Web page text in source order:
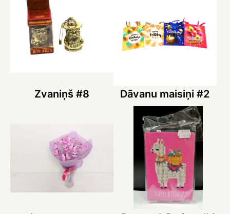
Zvaniņš #8 Dāvanu maisiņi #2